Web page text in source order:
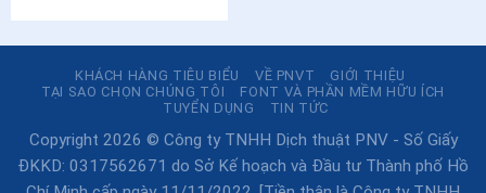
KHÁCH HÀNG TIÊU BIỂU VỀ PNVT
GIỚI THIỆU
TẠI SAO CHỌN CHÚNG TÔI
FONT VÀ PHẦN MỀM HỮU ÍCH
TUYỂN DỤNG
TIN TỨC
Copyright 2026 © Công ty TNHH Dịch thuật PNV - Số Giấy
ĐKKD: 0317562671 do Sở Kế hoạch và Đầu tư Thành phố Hồ